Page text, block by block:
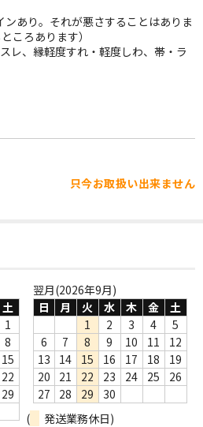
あり。それが悪さすることはありま
ころあります）
レ、縁軽度すれ・軽度しわ、帯・ラ
只今お取扱い出来ません
土
1
8
15
22
29
翌月(2026年9月)
日
月 火 水 木 金
土
1
2 3 4
5
6
7 8 9 10 11
12
13
14 15 16 17 18
19
20
21 22 23 24 25
26
27
28 29
30
(
発送業務休日)